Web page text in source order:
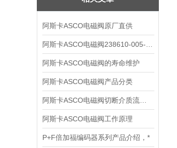
阿斯卡ASCO电磁阀原厂直供
阿斯卡ASCO电磁阀的寿命维护
阿斯卡ASCO电磁阀产品分类
阿斯卡ASCO电磁阀工作原理
P+F倍加福编码器系列产品介绍，*